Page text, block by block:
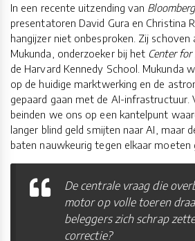
In een recente uitzending van
presentatoren David Gura en Christina
hangijzer niet onbesproken. Zij
Mukunda, onderzoeker bij het Center for
de Harvard Kennedy School. Mukunda
op de huidige marktwerking en de
gepaard gaan met de AI-infrastructuur.
beinden we ons op een kantelpunt
langer blind geld smijten naar AI, maar
baten nauwkeurig tegen elkaar moeten
De centrale vraag die
motor op volle toeren
beleggers zich schrap
correctie?